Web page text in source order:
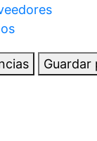
Guardar